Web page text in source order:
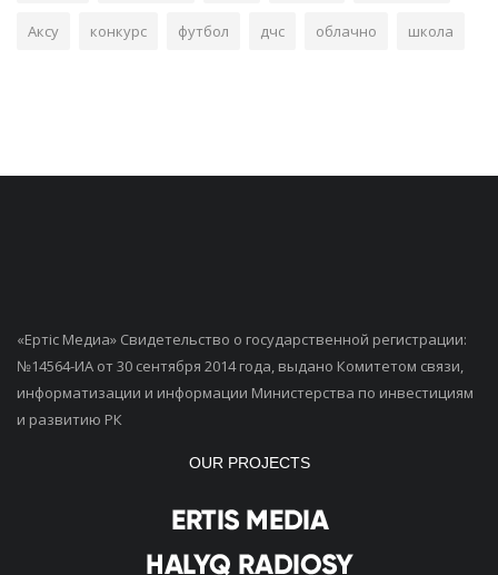
Аксу конкурс футбол дчс облачно школа
«Ертiс Медиа» Свидетельство о государственной регистрации:
№14564-ИА от 30 сентября 2014 года, выдано Комитетом связи,
информатизации и информации Министерства по инвестициям
и развитию РК
OUR PROJECTS